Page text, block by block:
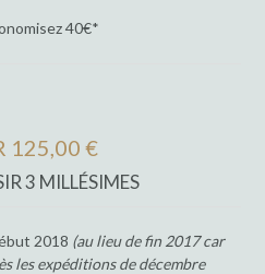
40€*
125,00 €
3 MILLÉSIMES
2018 (au lieu de fin 2017 car
les expéditions de décembre